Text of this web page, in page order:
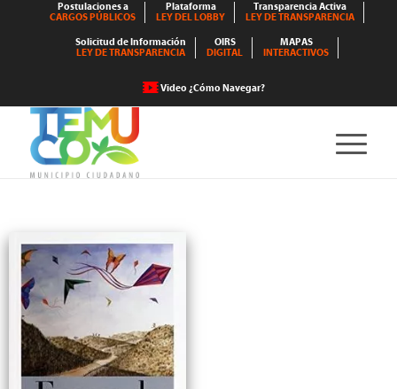
Postulaciones a
CARGOS PÚBLICOS
Plataforma
LEY DEL LOBBY
Transparencia Activa
LEY DE TRANSPARENCIA
Solicitud de Información
LEY DE TRANSPARENCIA
OIRS
DIGITAL
MAPAS
INTERACTIVOS
Video ¿Cómo Navegar?